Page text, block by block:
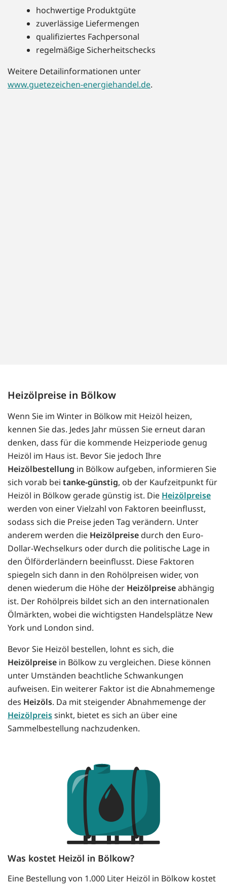
hochwertige Produktgüte
zuverlässige Liefermengen
qualifiziertes Fachpersonal
regelmäßige Sicherheitschecks
Weitere Detailinformationen unter
www.guetezeichen-energiehandel.de.
Heizölpreise in Bölkow
Wenn Sie im Winter in Bölkow mit Heizöl heizen,
kennen Sie das. Jedes Jahr müssen Sie erneut daran
denken, dass für die kommende Heizperiode genug
Heizöl im Haus ist. Bevor Sie jedoch Ihre
Heizölbestellung in Bölkow aufgeben, informieren Sie
sich vorab bei tanke-günstig, ob der Kaufzeitpunkt für
Heizöl in Bölkow gerade günstig ist. Die Heizölpreise
werden von einer Vielzahl von Faktoren beeinflusst,
sodass sich die Preise jeden Tag verändern. Unter
anderem werden die Heizölpreise durch den Euro-
Dollar-Wechselkurs oder durch die politische Lage in
den Ölförderländern beeinflusst. Diese Faktoren
spiegeln sich dann in den Rohölpreisen wider, von
denen wiederum die Höhe der Heizölpreiseabhängig
ist. Der Rohölpreis bildet sich an den internationalen
Ölmärkten, wobei die wichtigsten Handelsplätze New
York und London sind.
Bevor Sie Heizöl bestellen, lohnt es sich, die
Heizölpreise in Bölkow zu vergleichen. Diese können
unter Umständen beachtliche Schwankungen
aufweisen. Ein weiterer Faktor ist die Abnahmemenge
des Heizöls. Da mit steigender Abnahmemenge der
Heizölpreissinkt, bietet es sich an über eine
Sammelbestellung nachzudenken.
Was kostet Heizöl in Bölkow?
Eine Bestellung von 1.000 Liter Heizöl in Bölkow kostet